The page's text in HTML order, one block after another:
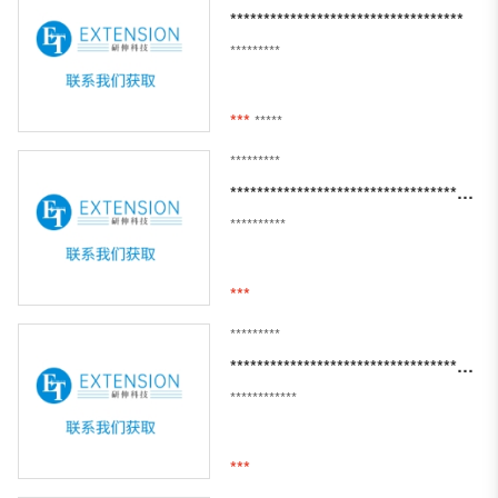
***********************************
*********
*** *****
*********
***************************************
**********
***
*********
*******************************************************
************
***